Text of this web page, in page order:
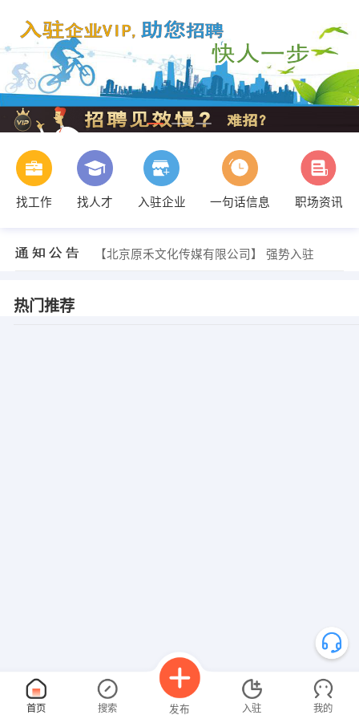
找工作 找人才 入驻企业 一句话信息
职场资讯
【北京原禾文化传媒有限公司】 强势入驻
热门推荐
首页 搜索 发布 入驻 我的